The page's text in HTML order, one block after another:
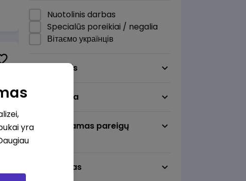
Nuotolinis darbas
Specialūs poreikiai / negalia
Вітаємо українців
Darbo sritis
Darbo vieta
Pageidaujamas pareigų
Darbo laikas
yra